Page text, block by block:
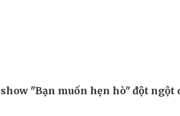
"Bạn muốn hẹn hò" đột ngột